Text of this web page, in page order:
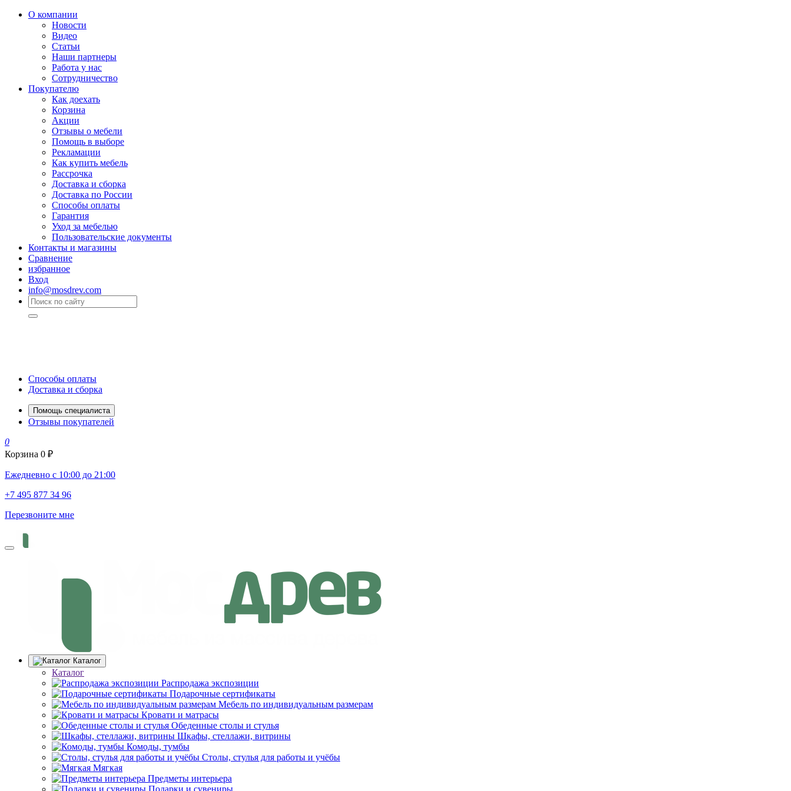
О компании
Новости
Видео
Статьи
Наши партнеры
Работа у нас
Сотрудничество
Покупателю
Как доехать
Корзина
Акции
Отзывы о мебели
Помощь в выборе
Рекламации
Как купить мебель
Рассрочка
Доставка и сборка
Доставка по России
Способы оплаты
Гарантия
Уход за мебелью
Пользовательские документы
Контакты и магазины
Сравнение
избранное
Вход
info@mosdrev.com
Способы оплаты
Доставка и сборка
Помощь специалиста
Отзывы покупателей
0
Корзина 0 ₽
Ежедневно с 10:00 до 21:00
+7 495 877 34 96
Перезвоните мне
Каталог
Каталог
Распродажа экспозиции
Подарочные сертификаты
Мебель по индивидуальным размерам
Кровати и матрасы
Обеденные столы и стулья
Шкафы, стеллажи, витрины
Комоды, тумбы
Столы, стулья для работы и учёбы
Мягкая
Предметы интерьера
Подарки и сувениры